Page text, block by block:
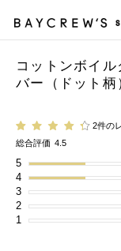
コットンボイ
バー（ドット柄
2件の
総合評価 4.5
5
4
3
2
1